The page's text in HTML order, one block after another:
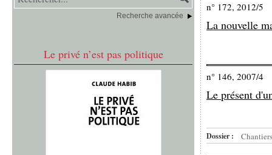
Recherche avancée
Le privé n’est pas politique
n° 172, 2012/5
La nouvelle
n° 146, 2007/4
Le présent
Dossier :